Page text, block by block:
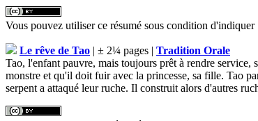
Vous pouvez utiliser ce résumé sous condition d'indiquer
Le rêve de Tao | ± 2¼ pages | Tradition Orale
Tao, l'enfant pauvre, mais toujours prêt à rendre
monstre et qu'il doit fuir avec la princesse, sa fille. Tao
serpent a attaqué leur ruche. Il construit alors d'autres